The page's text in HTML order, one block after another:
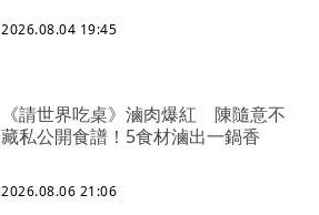
2026.08.04 19:45
《請世界吃桌》滷肉爆紅 陳隨意不
藏私公開食譜！5食材滷出一鍋香
2026.08.06 21:06